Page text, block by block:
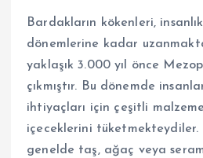
Bardakların kökenleri,
dönemlerine kadar
yaklaşık 3.000 yıl önce
çıkmıştır. Bu dönemde
ihtiyaçları için çeşitli
içeceklerini
genelde taş, ağaç veya